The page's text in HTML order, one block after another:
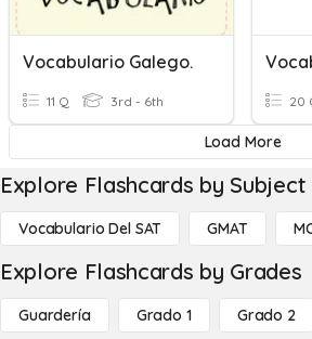
Vocabulario Galego.
11 Q 3rd - 6th 20
Load More
Explore Flashcards by Subject
Vocabulario Del SAT GMAT
Explore Flashcards by Grades
Guardería Grado 1 Grado 2